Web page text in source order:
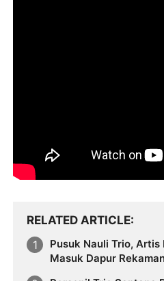
RELATED ARTICLE
Pusuk Nauli Trio,
Masuk Dapur